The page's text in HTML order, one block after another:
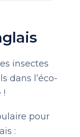
insectes
dans l’éco-
!
pour
: